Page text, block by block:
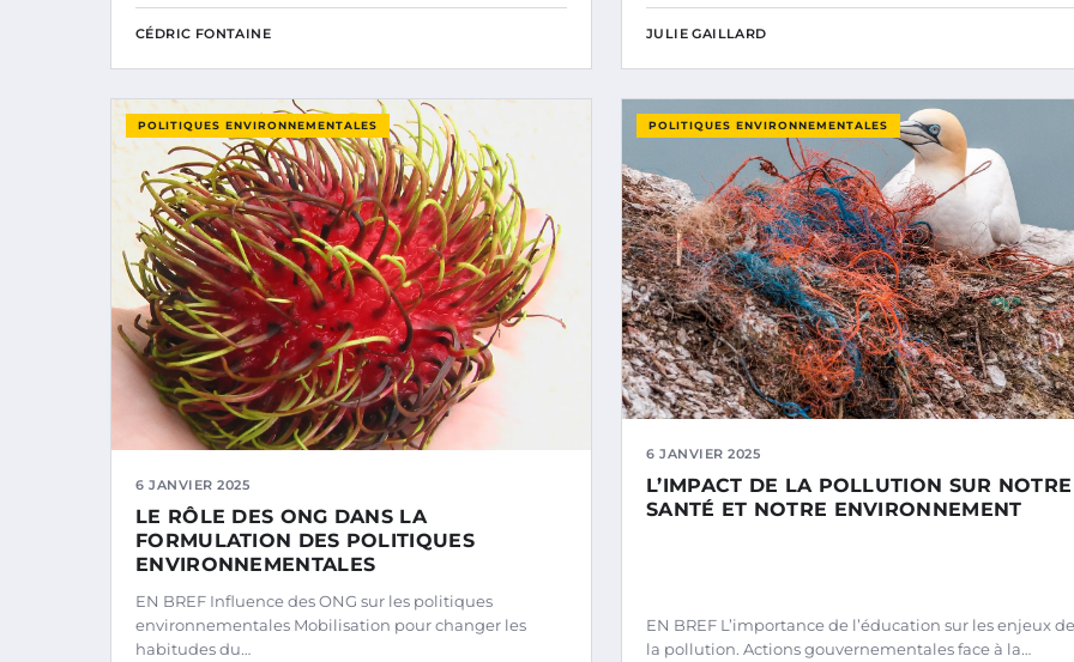
CÉDRIC FONTAINE JULIE GAILLARD
POLITIQUES ENVIRONNEMENTALES
6 JANVIER 2025
LE RÔLE DES ONG DANS LA
FORMULATION DES POLITIQUES
ENVIRONNEMENTALES
EN BREF Influence des ONG sur les politiques
environnementales Mobilisation pour changer les
habitudes du…
POLITIQUES ENVIRONNEMENTALES
6 JANVIER 2025
L’IMPACT DE LA POLLUTION SUR NOTRE
SANTÉ ET NOTRE ENVIRONNEMENT
EN BREF L’importance de l’éducation sur les enjeux de
la pollution. Actions gouvernementales face à la…